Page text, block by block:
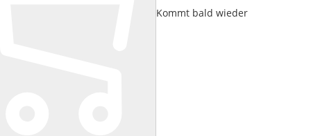
Kommt bald wieder